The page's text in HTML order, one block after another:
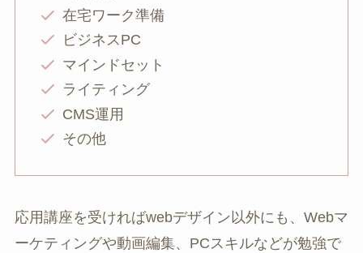
在宅ワーク準備
ビジネスPC
マインドセット
ライティング
CMS運用
その他
応用講座を受ければwebデザイン以外にも、Webマ
ーケティングや動画編集、PCスキルなどが勉強で